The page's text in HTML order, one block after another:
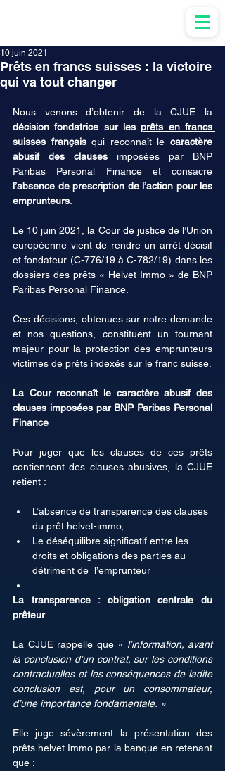
Prêts en francs suisses : la victoire
qui va tout changer
10 juin 2021
décision fondatrice sur les prêts en francs
suisses français qui reconnaît le caractère
abusif des clauses imposées par BNP
l’absence de prescription de l’action pour les
emprunteurs
Le 10 juin 2021, la Cour de justice de l’Union
européenne vient de rendre un arrêt décisif
et fondateur (C-776/19 à C-782/19) dans les
dossiers des prêts « Helvet Immo » de BNP
Paribas Personal Finance.
Ces décisions, obtenues sur notre demande
et nos questions, constituent un tournant
majeur pour la protection des emprunteurs
victimes de prêts indexés sur le franc suisse.
La Cour reconnaît le caractère abusif des
clauses imposées par BNP Paribas Personal
Finance
Pour juger que les clauses de ces prêts
contiennent des clauses abusives, la CJUE
retient :
L’absence de transparence des clauses
du prêt helvet-immo,
Le déséquilibre significatif entre les
droits et obligations des parties au
détriment de  l’emprunteur
La transparence : obligation centrale du
prêteur
La CJUE rappelle que « l’information, avant
la conclusion d’un contrat, sur les conditions
contractuelles et les conséquences de ladite
conclusion est, pour un consommateur,
d’une importance fondamentale. »
Elle juge sévèrement la présentation des
prêts helvet Immo par la banque en retenant
que :